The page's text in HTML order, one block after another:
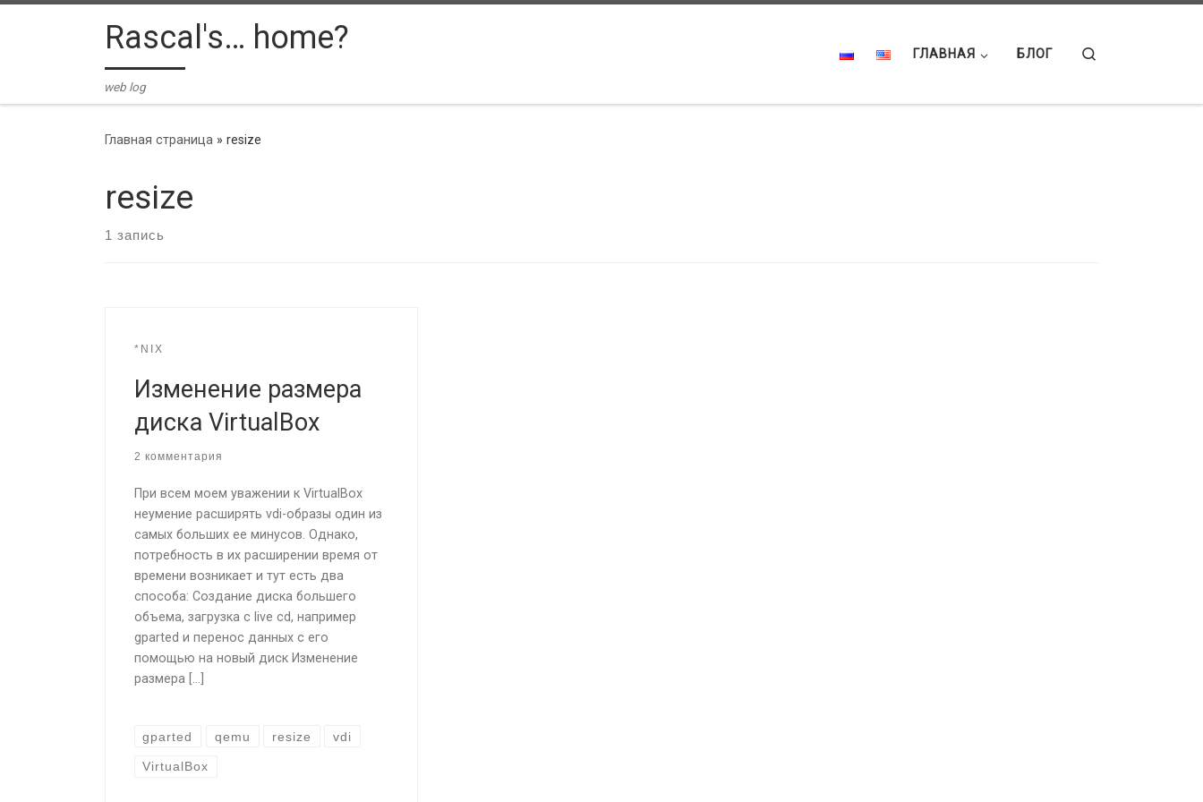
Skip to contentRascal's… home?
web log
ГЛАВНАЯ БЛОГ
Главная страница » resize
resize
1 запись
*NIX
Изменение размера
диска VirtualBox
2 комментария
При всем моем уважении к VirtualBox
неумение расширять vdi-образы один из
самых больших ее минусов. Однако,
потребность в их расширении время от
времени возникает и тут есть два
способа: Создание диска большего
объема, загрузка с live cd, например
gparted и перенос данных с его
помощью на новый диск Изменение
размера […]
gparted qemu resize vdi
VirtualBox